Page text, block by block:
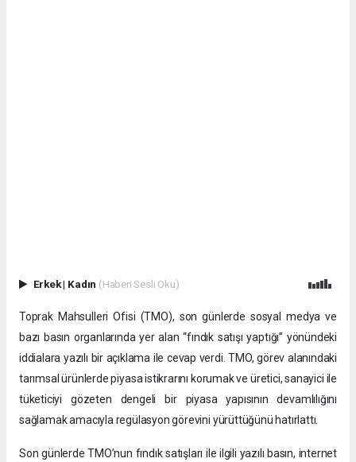
Erkek| Kadın (Haberi Sesli Oku)
Toprak Mahsulleri Ofisi (TMO), son günlerde sosyal medya ve
bazı basın organlarında yer alan “fındık satışı yaptığı” yönündeki
iddialara yazılı bir açıklama ile cevap verdi. TMO, görev alanındaki
tarımsal ürünlerde piyasa istikrarını korumak ve üretici, sanayici ile
tüketiciyi gözeten dengeli bir piyasa yapısının devamlılığını
sağlamak amacıyla regülasyon görevini yürüttüğünü hatırlattı.
Son günlerde TMO’nun fındık satışları ile ilgili yazılı basın, internet